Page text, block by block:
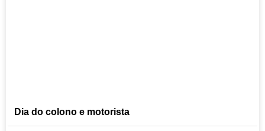
Dia do colono e motorista